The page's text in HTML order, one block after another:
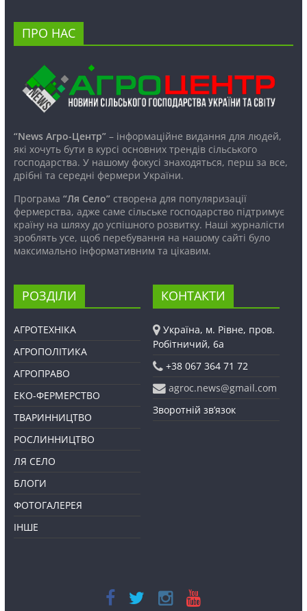
ПРО НАС
“News Агро-Центр”– інформаційне видання для людей,
які хочуть бути в курсі основних трендів сільського
господарства. У нашому фокусі знаходяться, перш за все,
дрібні та середні фермери України.
Програма “Ля Село”створена для популяризації
фермерства, адже саме сільське господарство підтримує
країну на шляху до успішного розвитку. Наші журналісти
зроблять усе, щоб перебування на нашому сайті було
максимально інформативним та цікавим.
РОЗДІЛИ
АГРОТЕХНІКА
АГРОПОЛІТИКА
АГРОПРАВО
ЕКО-ФЕРМЕРСТВО
ТВАРИННИЦТВО
РОСЛИННИЦТВО
ЛЯ СЕЛО
БЛОГИ
ФОТОГАЛЕРЕЯ
ІНШЕ
КОНТАКТИ
Україна, м. Рівне, пров.
Робітничий, 6а
+38 067 364 71 72
agroc.news@gmail.com
Зворотній зв’язок